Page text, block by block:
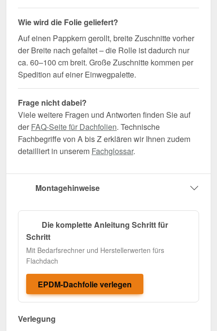
Wie wird die Folie geliefert?
Auf einen Pappkern gerollt, breite Zuschnitte vorher
der Breite nach gefaltet – die Rolle ist dadurch nur
ca. 60–100 cm breit. Große Zuschnitte kommen per
Spedition auf einer Einwegpalette.
Frage nicht dabei?
Viele weitere Fragen und Antworten finden Sie auf
der FAQ-Seite für Dachfolien. Technische
Fachbegriffe von A bis Z erklären wir Ihnen zudem
detailliert in unserem Fachglossar.
Montagehinweise
Die komplette Anleitung Schritt für
Schritt
Mit Bedarfsrechner und Herstellerwerten fürs
Flachdach
EPDM-Dachfolie verlegen
Verlegung